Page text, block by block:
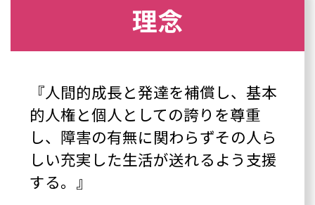
理念
『人間的成長と発達を補償し、基本
的人権と個人としての誇りを尊重
し、障害の有無に関わらずその人ら
しい充実した生活が送れるよう支援
する。』